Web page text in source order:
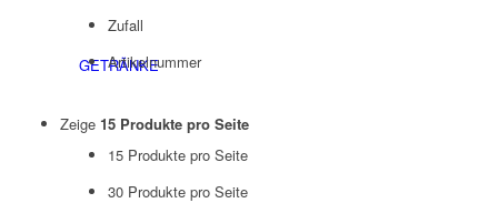
GETRÄNKE
Zufall
Artikelnummer
Zeige 15 Produkte pro Seite
15 Produkte pro Seite
30 Produkte pro Seite